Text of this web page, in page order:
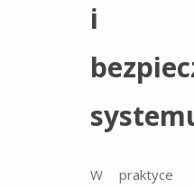
i
W praktyce